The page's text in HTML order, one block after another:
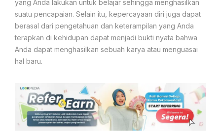
yang Anda lakukan untuk belajar sehingga menghasilkan
suatu pencapaian. Selain itu, kepercayaan diri juga dapat
berasal dari pengetahuan dan keterampilan yang Anda
terapkan di kehidupan dapat menjadi bukti nyata bahwa
Anda dapat menghasilkan sebuah karya atau menguasai
hal baru.